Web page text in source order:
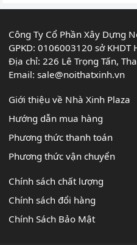
Công Ty Cổ Phần Xây Dựng
GPKD: 0106003120 sở KHDT
Địa chỉ: 226 Lê Trọng Tấn,
Email:sale@noithatxinh.vn
Giới thiệu về Nhà Xinh Plaza
Hướng dẫn mua hàng
Phương thức thanh toán
Phương thức vận chuyển
Chính sách chất lượng
Chính sách đổi hàng
Chính Sách Bảo Mật